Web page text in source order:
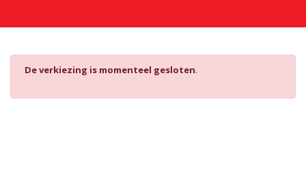
De verkiezing is momenteel gesloten.